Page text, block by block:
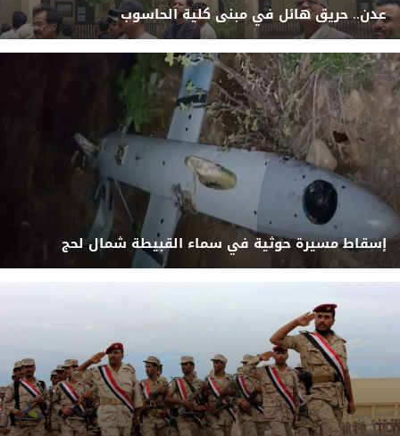
عدن.. حريق هائل في مبنى كلية الحاسوب
إسقاط مسيرة حوثية في سماء القبيطة شمال لحج